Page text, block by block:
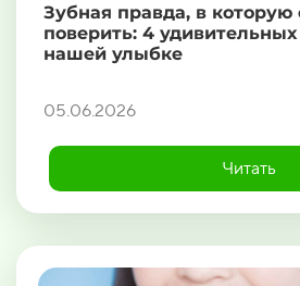
Зубная правда, в
поверить: 4
нашей улыбке
05.06.2026
Читать